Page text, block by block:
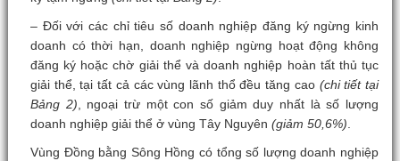
– Đối với các chỉ tiêu số doanh nghiệp đăng ký ngừng kinh
doanh có thời hạn, doanh nghiệp ngừng hoạt động không
đăng ký hoặc chờ giải thể và doanh nghiệp hoàn tất thủ tục
giải thể, tại tất cả các vùng lãnh thổ đều tăng cao (chi tiết tại
Bảng 2), ngoại trừ một con số giảm duy nhất là số lượng
doanh nghiệp giải thể ở vùng Tây Nguyên (giảm 50,6%).
Vùng Đồng bằng Sông Hồng có tổng số lượng doanh nghiệp